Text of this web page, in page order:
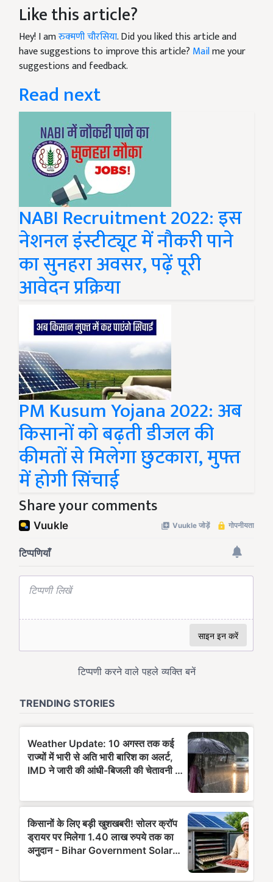
Like this article?
Hey! I amरुक्मणी चौरसिया. Did you liked this article and
have suggestions to improve this article? Mailme your
suggestions and feedback.
Read next
NABI Recruitment 2022: इस
नेशनल इंस्टीट्यूट में नौकरी पाने
का सुनहरा अवसर, पढ़ें पूरी
आवेदन प्रक्रिया
PM Kusum Yojana 2022: अब
किसानों को बढ़ती डीजल की
कीमतों से मिलेगा छुटकारा, मुफ्त
में होगी सिंचाई
Share your comments